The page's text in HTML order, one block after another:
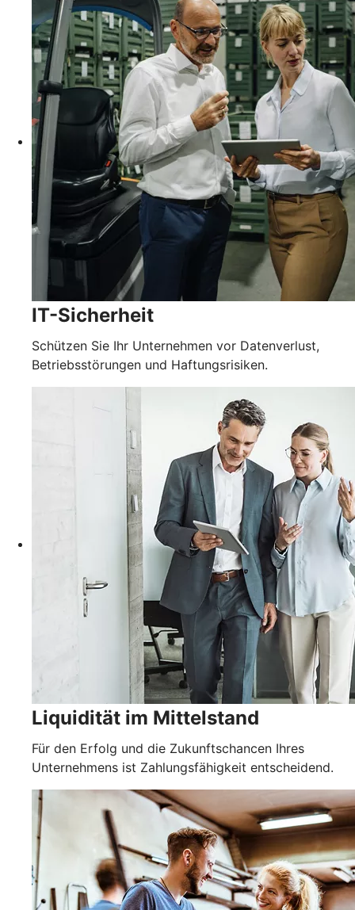
IT-Sicherheit
Schützen Sie Ihr Unternehmen vor Datenverlust,
Betriebsstörungen und Haftungsrisiken.
Liquidität im Mittelstand
Für den Erfolg und die Zukunftschancen Ihres
Unternehmens ist Zahlungsfähigkeit entscheidend.